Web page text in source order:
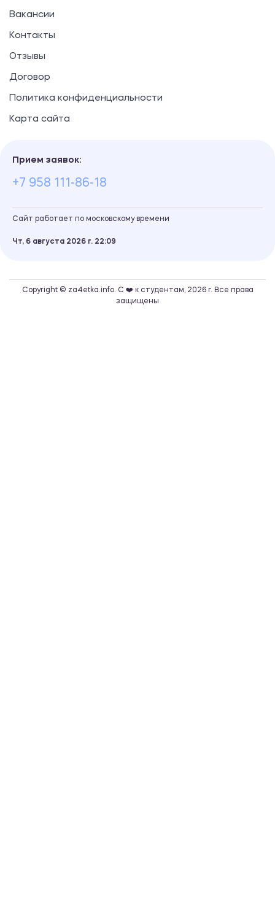
Вакансии
Контакты
Отзывы
Договор
Политика конфиденциальности
Карта сайта
Прием заявок:
+7 958 111-86-18
Сайт работает по московскому времени
Чт, 6 августа 2026 г. 22 09
Copyright © za4etka.info. С ❤️ к студентам, 2026 г. Все права
защищены